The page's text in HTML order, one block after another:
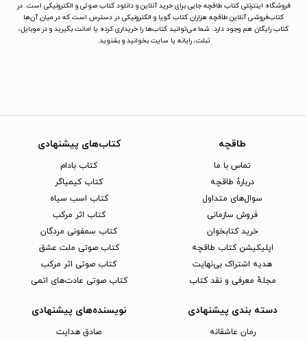
فروشگاه اینترنتی کتاب طاقچه جایی برای خرید آنلاین و دانلود کتاب صوتی و الکترونیکی است. در
کتاب‌فروشی آنلاین طاقچه هزاران کتاب گویا و الکترونیکی در دسترس است که در میان آن‌ها
کتاب رایگان هم وجود دارد. شما می‌توانید کتاب‌ها را خریداری کرده یا امانت بگیرید و در موبایل،
تبلت، رایانه یا سایت بخوانید و بشنوید.
طاقچه
تماس با ما
دربارهٔ طاقچه
سوال‌های متداول
فروش سازمانی
خرید کتابخوان
اپلیکیشن کتاب طاقچه
هدیه اشتراک بی‌نهایت
مجلهٔ معرفی و نقد کتاب
کتاب‌های پیشنهادی
کتاب بادام
کتاب کیمیاگر
کتاب اسب سیاه
کتاب اثر مرکب
کتاب سمفونی مردگان
کتاب صوتی ملت عشق
کتاب صوتی اثر مرکب
کتاب صوتی عادت‌های اتمی
دسته بندی پیشنهادی
رمان عاشقانه
نویسنده‌های پیشنهادی
صادق هدایت